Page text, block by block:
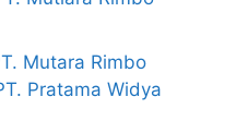
Mutara Rimbo
Pratama Widya